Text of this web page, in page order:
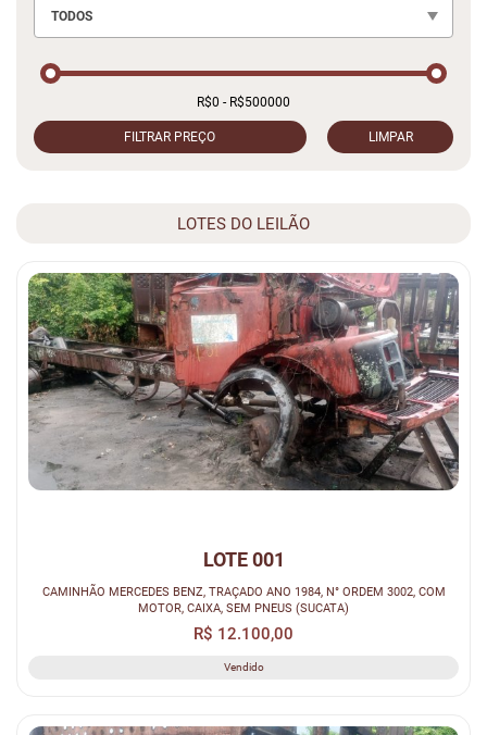
TODOS
FILTRAR PREÇO LIMPAR
LOTES DO LEILÃO
LOTE 001
CAMINHÃO MERCEDES BENZ, TRAÇADO ANO 1984, N° ORDEM 3002, COM
MOTOR, CAIXA, SEM PNEUS (SUCATA)
R$ 12.100,00
Vendido